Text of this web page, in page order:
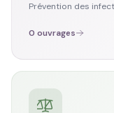
Prévention des
0 ouvrages